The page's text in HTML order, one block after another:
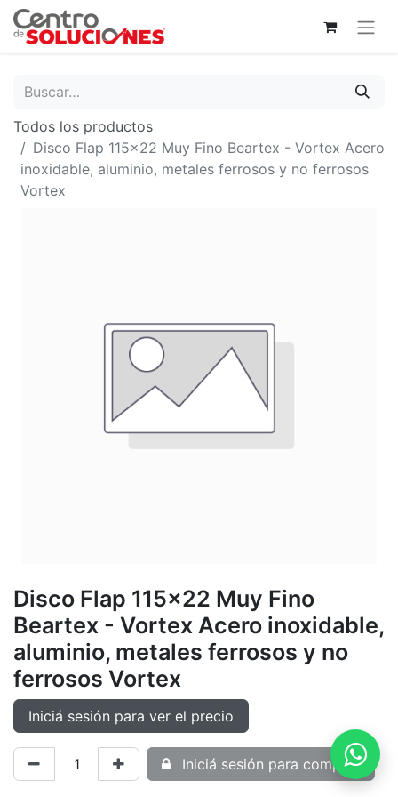
Todos los productos
Disco Flap 115x22 Muy Fino Beartex - Vortex Acero
inoxidable, aluminio, metales ferrosos y no ferrosos
Vortex
Disco Flap 115x22 Muy Fino
Beartex - Vortex Acero inoxidable,
aluminio, metales ferrosos y no
ferrosos Vortex
Iniciá sesión para ver el precio
Iniciá sesión para comprar